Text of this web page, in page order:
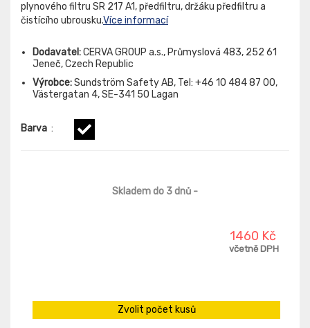
plynového filtru SR 217 A1, předfiltru, držáku předfiltru a
čistícího ubrousku.Více informací
Dodavatel:CERVA GROUP a.s., Průmyslová 483, 252 61
Jeneč, Czech Republic
Výrobce:Sundström Safety AB, Tel: +46 10 484 87 00,
Västergatan 4, SE-341 50 Lagan
Barva :
Skladem do 3 dnů -
1460 Kč
včetně DPH
Zvolit počet kusů